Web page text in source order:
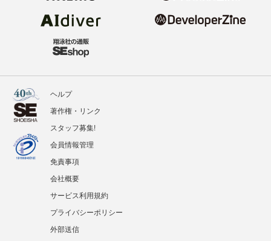
ヘルプ
著作権・リンク
スタッフ募集!
会員情報管理
免責事項
会社概要
サービス利用規約
プライバシーポリシー
外部送信